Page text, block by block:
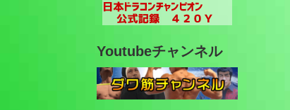
Youtubeチャンネル